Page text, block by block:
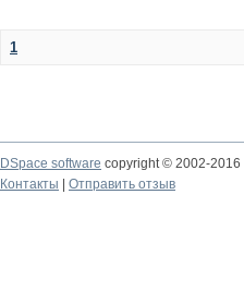
1
DSpace software copyright © 2002-2016
Контакты
Отправить отзыв